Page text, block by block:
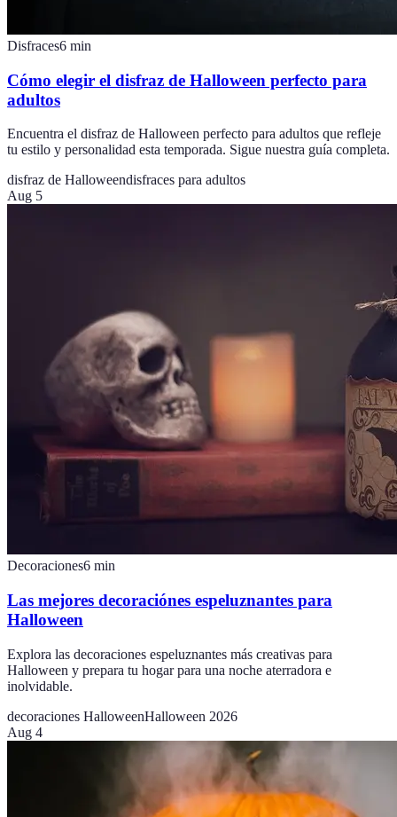
Disfraces6 min
Cómo elegir el disfraz de Halloween perfecto para
adultos
Encuentra el disfraz de Halloween perfecto para adultos que refleje
tu estilo y personalidad esta temporada. Sigue nuestra guía completa.
disfraz de Halloweendisfraces para adultos
Aug 5
Decoraciones6 min
Las mejores decoraciónes espeluznantes para
Halloween
Explora las decoraciones espeluznantes más creativas para
Halloween y prepara tu hogar para una noche aterradora e
inolvidable.
decoraciones HalloweenHalloween 2026
Aug 4